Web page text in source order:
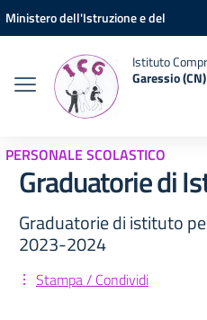
Vai ai contenuti
Vai al menu di navigazione
Vai al footer
Ministero dell'Istruzione e del
Istituto
Garessio (CN)
PERSONALE SCOLASTICO
Graduatorie di
Graduatorie di istituto
2023-2024
Stampa / Condividi